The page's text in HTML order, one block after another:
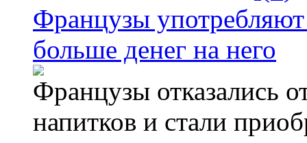
Французы
больше денег на него
Французы отказались
напитков и стали